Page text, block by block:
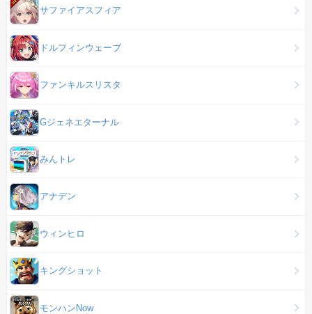
サファイアスフィア
ドルフィンウェーブ
ファンキルスリスタ
Gジェネエターナル
みんトレ
アナデン
ウィンヒロ
キングショット
モンハンNow